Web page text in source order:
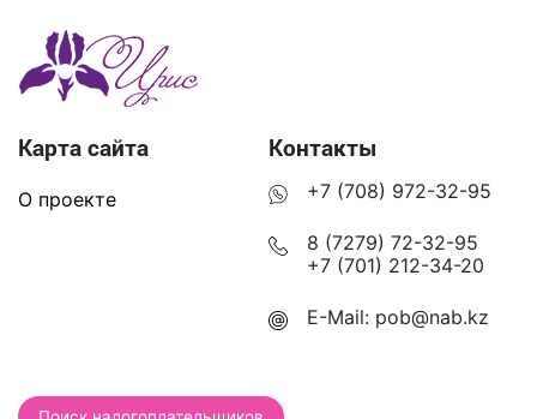
Карта сайта
О проекте
Контакты
+7 (708) 972-32-95
8 (7279) 72-32-95
+7 (701) 212-34-20
E-Mail: pob@nab.kz